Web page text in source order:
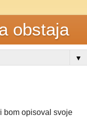
obstaja
▼
bom opisoval svoje